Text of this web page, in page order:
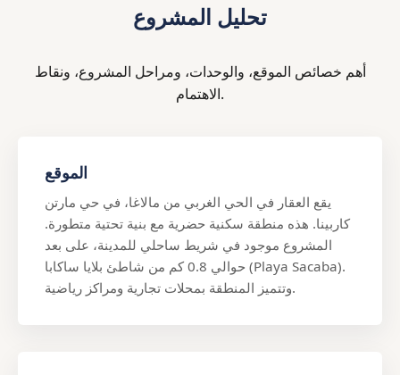
تحليل المشروع
أهم خصائص الموقع، والوحدات، ومراحل المشروع، ونقاط
الاهتمام.
الموقع
يقع العقار في الحي الغربي من مالاغا، في حي مارتن
كاربينا. هذه منطقة سكنية حضرية مع بنية تحتية متطورة.
المشروع موجود في شريط ساحلي للمدينة، على بعد
حوالي 0.8 كم من شاطئ بلايا ساكابا (Playa Sacaba).
وتتميز المنطقة بمحلات تجارية ومراكز رياضية.